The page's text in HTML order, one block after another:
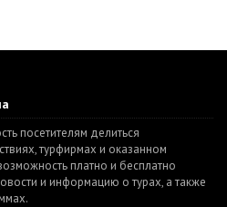
посетителям делиться
турфирмах и оказанном
платно и бесплатно
и информацию о турах, а также